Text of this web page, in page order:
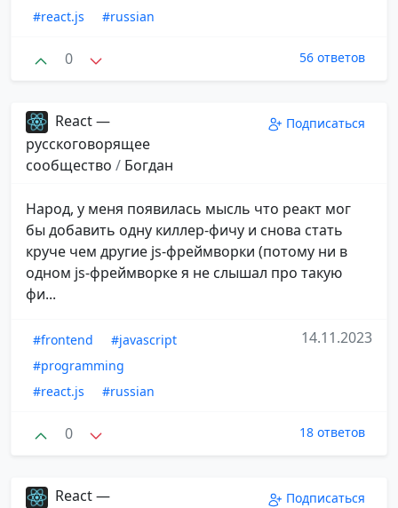
#react.js
#russian
0 56 ответов
React —
русскоговорящее
сообщество / Богдан
Подписаться
Народ, у меня появилась мысль что реакт мог
бы добавить одну киллер-фичу и снова стать
круче чем другие js-фреймворки (потому ни в
одном js-фреймворке я не слышал про такую
фи...
#frontend
#javascript
#programming
#react.js
#russian
14.11.2023
0 18 ответов
React —
Подписаться